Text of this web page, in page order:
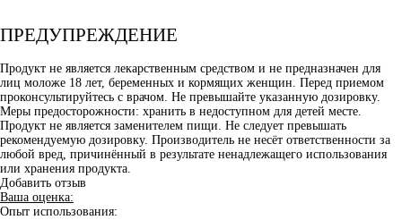
ПРЕДУПРЕЖДЕНИЕ
Продукт не является лекарственным средством и не предназначен для
лиц моложе 18 лет, беременных и кормящих женщин. Перед приемом
проконсультируйтесь с врачом. Не превышайте указанную дозировку.
Меры предосторожности: хранить в недоступном для детей месте.
Продукт не является заменителем пищи. Не следует превышать
рекомендуемую дозировку. Производитель не несёт ответственности за
любой вред, причинённый в результате ненадлежащего использования
или хранения продукта.
Добавить отзыв
Ваша оценка:
Опыт использования: